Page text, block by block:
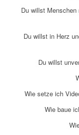
Du willst
Du willst in Herz
Du willst
Wie setze ich
Wie baue